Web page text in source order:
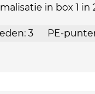
in box 1 in
3 PE-